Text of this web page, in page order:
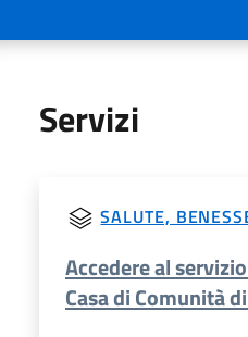
Servizi
SALUTE,
Accedere al
Casa di Comunità